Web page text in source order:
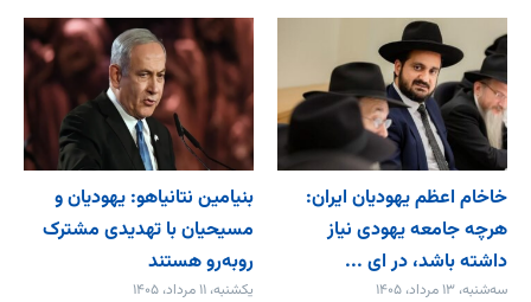
خاخام اعظم یهودیان ایران:
هرچه جامعه یهودی نیاز
داشته باشد، در ای ...
سه‌شنبه، ۱۳ مرداد، ۱۴۰۵
بنیامین نتانیاهو: یهودیان و
مسیحیان با تهدیدی مشترک
روبه‌رو هستند
یکشنبه، ۱۱ مرداد، ۱۴۰۵